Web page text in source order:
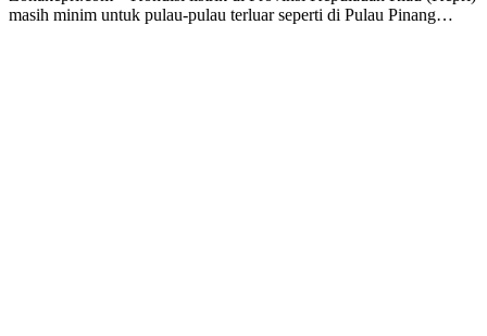
masih minim untuk pulau-pulau terluar seperti di Pulau Pinang…